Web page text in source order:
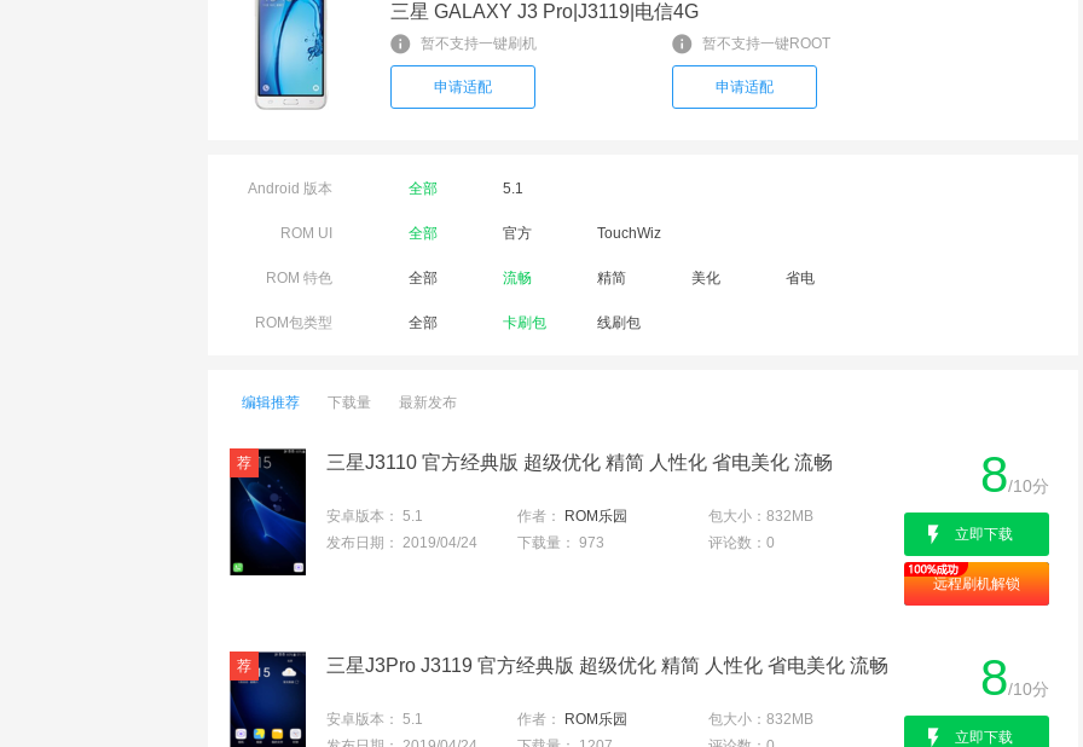
三星 GALAXY J3 Pro|J3119|电信4G
暂不支持一键刷机
申请适配
暂不支持一键ROOT
申请适配
Android 版本 全部 5.1
ROM UI 全部 官方 TouchWiz
ROM 特色 全部 流畅 精简 美化 省电
ROM包类型 全部 卡刷包 线刷包
编辑推荐 下载量 最新发布
三星J3110 官方经典版 超级优化 精简 人性化 省电美化 流畅
安卓版本： 5.1 作者： ROM乐园 包大小： 832MB
发布日期： 2019/04/24 下载量： 973 评论数： 0
8/10分
立即下载
远程刷机解锁
三星J3Pro J3119 官方经典版 超级优化 精简 人性化 省电美化 流畅
安卓版本： 5.1 作者： ROM乐园 包大小： 832MB
8/10分
立即下载